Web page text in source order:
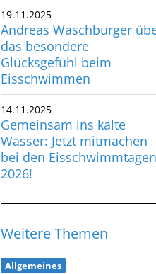
Andreas Waschburger über
das besondere
Glücksgefühl beim
Eisschwimmen
Gemeinsam ins kalte
Wasser: Jetzt mitmachen
bei den Eisschwimmtagen
2026!
Amtliche Mitteilungen